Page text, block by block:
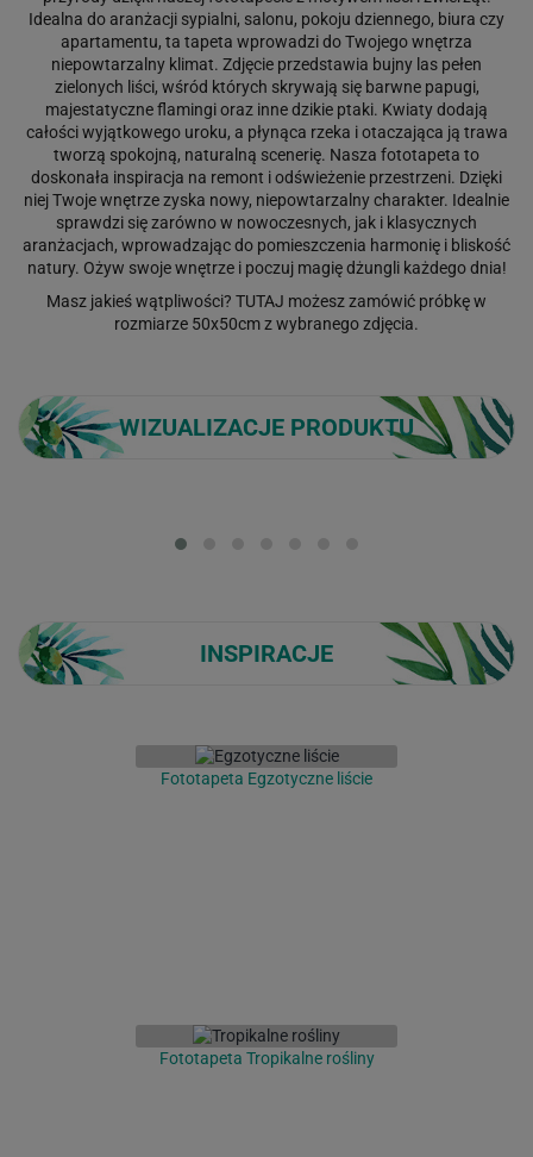
Idealna do aranżacji sypialni, salonu, pokoju dziennego, biura czy
apartamentu, ta tapeta wprowadzi do Twojego wnętrza
niepowtarzalny klimat. Zdjęcie przedstawia bujny las pełen
zielonych liści, wśród których skrywają się barwne papugi,
majestatyczne flamingi oraz inne dzikie ptaki. Kwiaty dodają
całości wyjątkowego uroku, a płynąca rzeka i otaczająca ją trawa
tworzą spokojną, naturalną scenerię. Nasza fototapeta to
doskonała inspiracja na remont i odświeżenie przestrzeni. Dzięki
niej Twoje wnętrze zyska nowy, niepowtarzalny charakter. Idealnie
sprawdzi się zarówno w nowoczesnych, jak i klasycznych
aranżacjach, wprowadzając do pomieszczenia harmonię i bliskość
natury. Ożyw swoje wnętrze i poczuj magię dżungli każdego dnia!
Masz jakieś wątpliwości? TUTAJ możesz zamówić próbkę w
rozmiarze 50x50cm z wybranego zdjęcia.
WIZUALIZACJE PRODUKTU
INSPIRACJE
Fototapeta Egzotyczne liście
Fototapeta Tropikalne rośliny